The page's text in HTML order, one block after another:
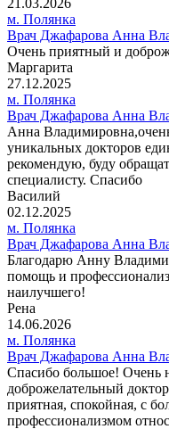
м. Полянка
Врач Джафарова Анна
Очень приятный и
Маргарита
27.12.2025
м. Полянка
Врач Джафарова Анна
Анна
уникальных докторов
рекомендую, буду
специалисту. Спасибо
Василий
02.12.2025
м. Полянка
Врач Джафарова Анна
Благодарю Анну
помощь и
наилучшего!
Рена
14.06.2026
м. Полянка
Врач Джафарова Анна
Спасибо большое! Очень
доброжелательный
приятная, спокойная, с
профессионализмом